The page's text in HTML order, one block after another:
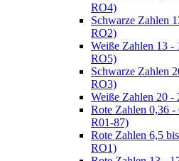
RO4)
Schwarze Zahlen
RO2)
Weiße Zahlen 13 -
RO5)
Schwarze Zahlen
RO3)
Weiße Zahlen 20 -
Rote Zahlen 0,36
R01-87)
Rote Zahlen 6,5
RO1)